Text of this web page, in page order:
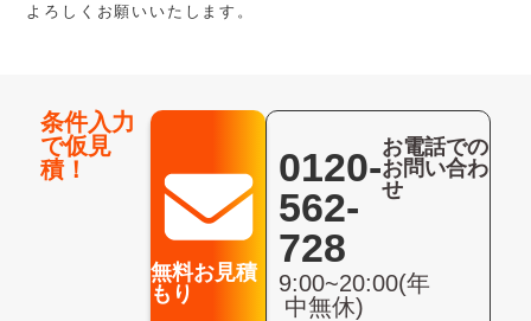
よろしくお願いいたします。
条件入力
で仮見
積！
無料お見積
もり
0120-
562-
728
9:00~20:00(年
中無休)
お電話での
お問い合わ
せ